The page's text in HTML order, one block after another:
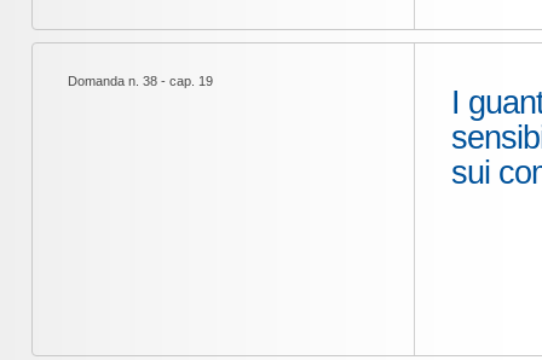
Domanda n. 38 - cap. 19
I
sui